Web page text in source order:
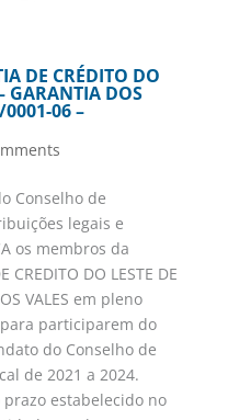
DE CRÉDITO DO
GARANTIA DOS
0001-06 –
Conselho de
legais e
os membros da
CREDITO DO LESTE DE
VALES em pleno
participarem do
do Conselho de
de 2021 a 2024.
estabelecido no